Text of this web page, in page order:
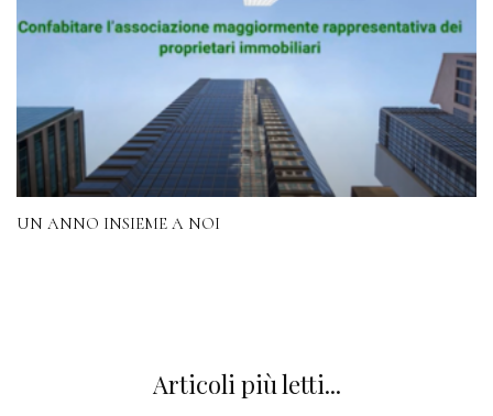
UN ANNO INSIEME A NOI
Articoli più letti...